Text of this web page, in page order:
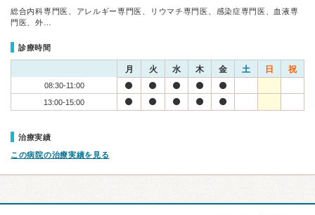
総合内科専門医、アレルギー専門医、リウマチ専門医、感染症専門医、血液専
門医、外…
診療時間
月 火 水 木 金 土 日 祝
08:30-11:00
13:00-15:00
治療実績
この病院の治療実績を見る